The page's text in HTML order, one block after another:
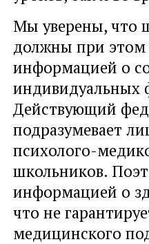
Мы уверены, что
должны при этом
информацией о
индивидуальных
Действующий
подразумевает
психолого-
школьников.
информацией о
что не
медицинского